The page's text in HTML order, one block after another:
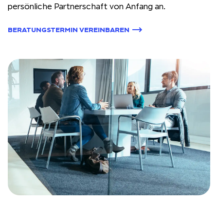
persönliche Partnerschaft von Anfang an.
BERATUNGSTERMIN VEREINBAREN